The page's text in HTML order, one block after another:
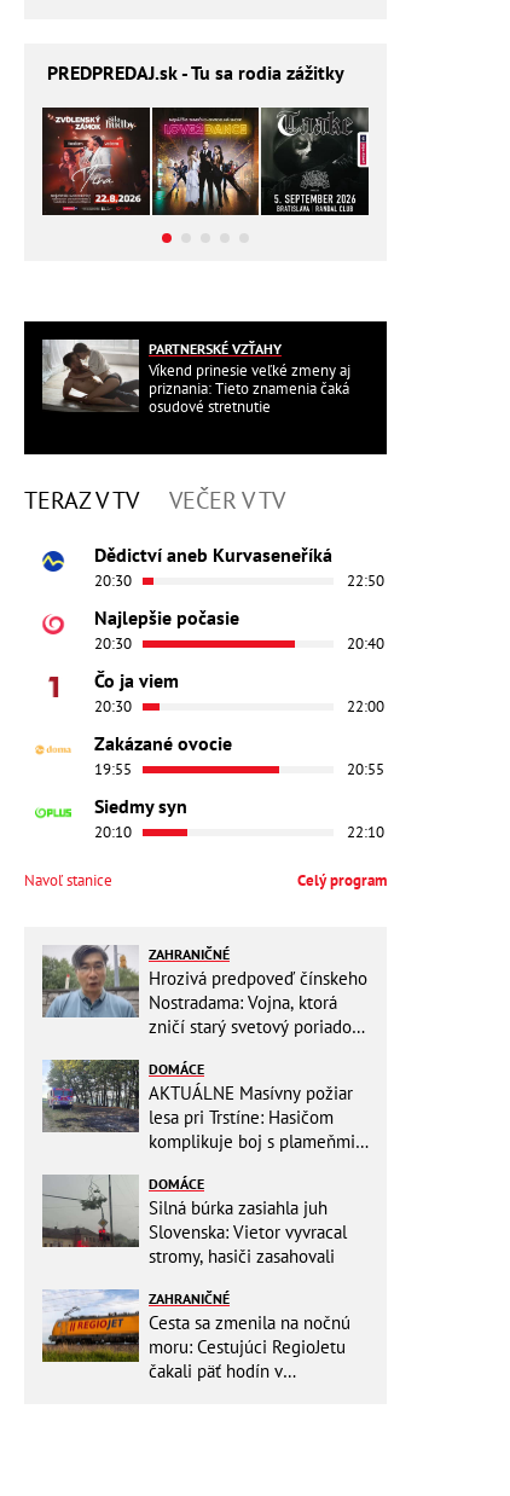
PREDPREDAJ.sk - Tu sa rodia zážitky
PARTNERSKÉ VZŤAHY
Víkend prinesie veľké zmeny aj
priznania: Tieto znamenia čaká
osudové stretnutie
TERAZ V TV VEČER V TV
Dědictví aneb Kurvaseneříká
20:30 22:50
Najlepšie počasie
20:30 20:40
Čo ja viem
20:30 22:00
Zakázané ovocie
19:55 20:55
Siedmy syn
20:10 22:10
Navoľ stanice Celý program
ZAHRANIČNÉ
Hrozivá predpoveď čínskeho
Nostradama: Vojna, ktorá
zničí starý svetový poriadok!
DOMÁCE
AKTUÁLNE Masívny požiar
lesa pri Trstíne: Hasičom
komplikuje boj s plameňmi
smeruje vrtuľník
DOMÁCE
Silná búrka zasiahla juh
Slovenska: Vietor vyvracal
stromy, hasiči zasahovali
ZAHRANIČNÉ
Cesta sa zmenila na nočnú
moru: Cestujúci RegioJetu
čakali päť hodín v